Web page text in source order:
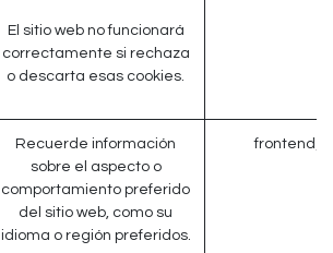
El sitio web no funcionará
correctamente si rechaza
o descarta esas cookies.
Recuerde información
sobre el aspecto o
comportamiento preferido
del sitio web, como su
idioma o región preferidos.